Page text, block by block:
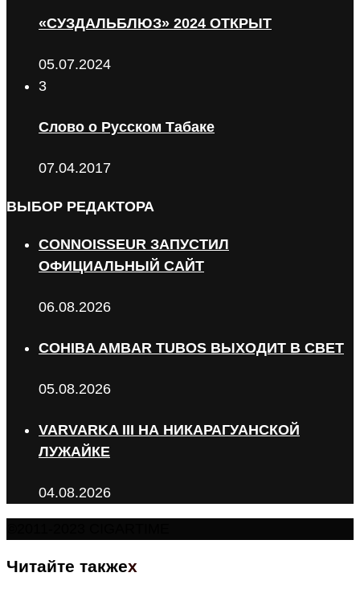
«СУЗДАЛЬБЛЮЗ» 2024 ОТКРЫТ
05.07.2024
3
Слово о Русском Табаке
07.04.2017
ВЫБОР РЕДАКТОРА
CONNOISSEUR ЗАПУСТИЛ
ОФИЦИАЛЬНЫЙ САЙТ
06.08.2026
COHIBA AMBAR TUBOS ВЫХОДИТ В СВЕТ
05.08.2026
VARVARKA III НА НИКАРАГУАНСКОЙ
ЛУЖАЙКЕ
04.08.2026
Читайте такжеx